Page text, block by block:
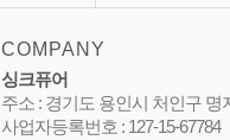
COMPANY
싱크퓨어
주소 : 경기도 용인시 처인구 명
사업자등록번호 : 127-15-67784